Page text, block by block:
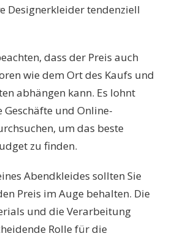
Designerkleider tendenziell
dass der Preis auch
wie dem Ort des Kaufs und
abhängen kann. Es lohnt
Geschäfte und Online-
um das beste
zu finden.
Abendkleides sollten Sie
Preis im Auge behalten. Die
und die Verarbeitung
Rolle für die